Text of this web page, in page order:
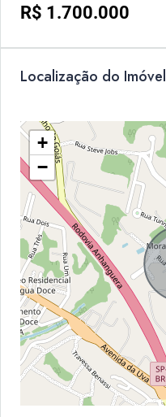
R$ 1.700.000
Localização do Imóvel
+
−